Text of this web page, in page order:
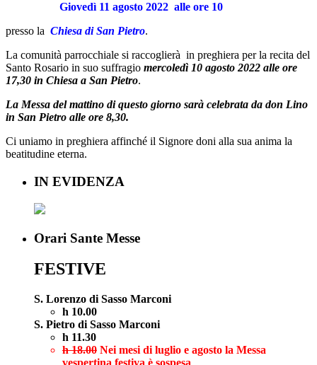
Giovedì 11 agosto 2022 alle ore 10
presso la Chiesa di San Pietro.
La comunità parrocchiale si raccoglierà in preghiera per la recita del
Santo Rosario in suo suffragio mercoledì 10 agosto 2022 alle ore
17,30 in Chiesa a San Pietro.
La Messa del mattino di questo giorno sarà celebrata da don Lino
in San Pietro alle ore 8,30.
Ci uniamo in preghiera affinché il Signore doni alla sua anima la
beatitudine eterna.
IN EVIDENZA
Orari Sante Messe
FESTIVE
S. Lorenzo di Sasso Marconi
h 10.00
S. Pietro di Sasso Marconi
h 11.30
h 18.00 Nei mesi di luglio e agosto la Messa